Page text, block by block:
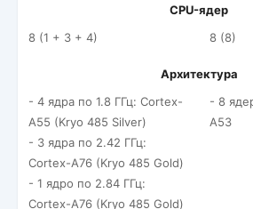
CPU-ядер
8 (1 + 3 + 4)
8 (8)
Архитектура
- 4 ядра по 1.8 ГГц: Cortex-
A55 (Kryo 485 Silver)
- 3 ядра по 2.42 ГГц:
Cortex-A76 (Kryo 485 Gold)
- 1 ядро по 2.84 ГГц:
Cortex-A76 (Kryo 485 Gold)
- 8
A53